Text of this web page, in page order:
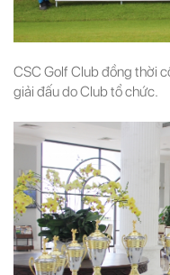
CSC Golf Club đồng thời
giải đấu do Club tổ chức.